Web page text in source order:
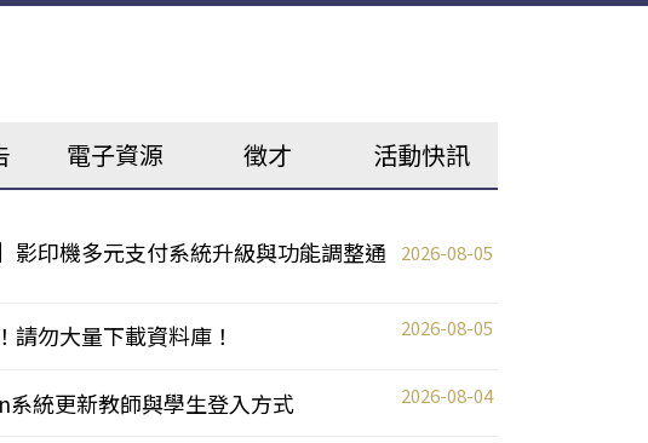
電子資源 徵才 活動快訊
影印機多元支付系統升級與功能調整通
2026-08-05
請勿大量下載資料庫！ 2026-08-05
統更新教師與學生登入方式 2026-08-04